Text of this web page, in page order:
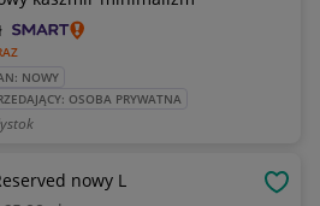
NOWY
OSOBA PRYWATNA
nowy L